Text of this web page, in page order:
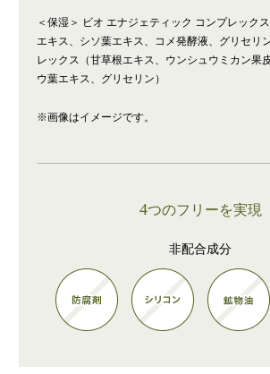
＜保湿＞ ビオ エナジェティック コンプレック
エキス、シソ葉エキス、コメ発酵液、グリセリ
レックス（甘草根エキス、ウンシュウミカン果
ウ葉エキス、グリセリン）
※画像はイメージです。
4つのフリーを実現
非配合成分